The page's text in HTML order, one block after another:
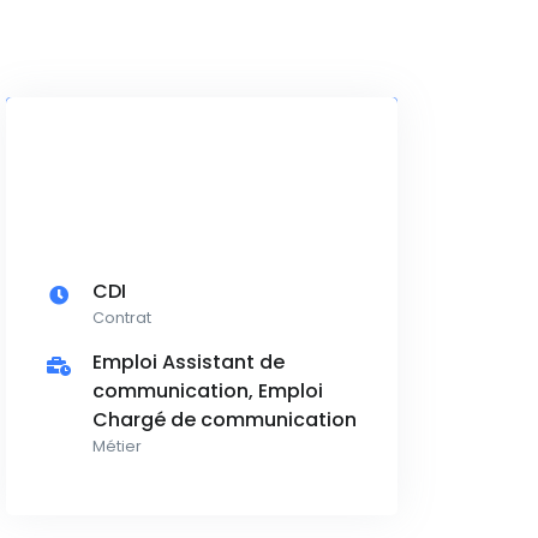
CDI
Contrat
Emploi Assistant de
communication, Emploi
Chargé de communication
Métier